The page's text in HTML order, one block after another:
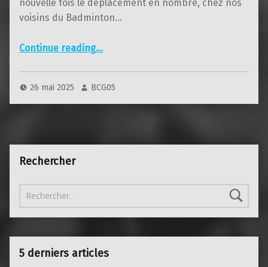
nouvelle fois le déplacement en nombre, chez nos
voisins du Badminton…
Continue reading…
26 mai 2025 BCG05
Rechercher
Rechercher :
5 derniers articles